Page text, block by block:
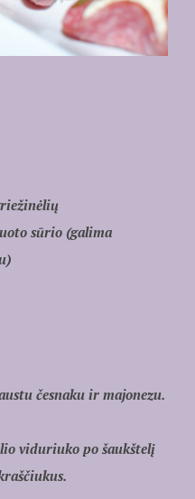
sūrio (galima
česnaku ir majonezu.
viduriuko po šaukštelį